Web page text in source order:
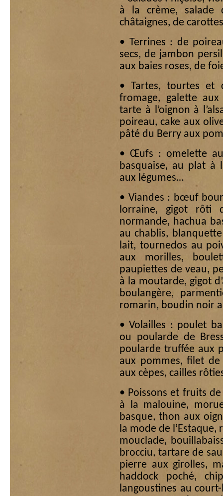
à la crème, salade
châtaignes, de
• Terrines : de
secs, de jambon
aux baies roses, de
• Tartes, tourtes et
fromage, galette
tarte à l’oignon à
poireau, cake aux
pâté du Berry aux
• Œufs : omelette
basquaise, au plat à
aux légumes…
• Viandes : bœuf
lorraine, gigot rôti
normande, hachua
au chablis,
lait, tournedos au
aux morilles,
paupiettes de veau,
à la moutarde, gigot
boulangère,
romarin, boudin noir
• Volailles : poulet
ou poularde de
poularde truffée aux
aux pommes, filet de
aux cèpes, cailles
• Poissons et fruits
à la malouine,
basque, thon aux
la mode de
mouclade,
brocciu, tartare de
pierre aux girolles,
haddock poché,
langoustines au